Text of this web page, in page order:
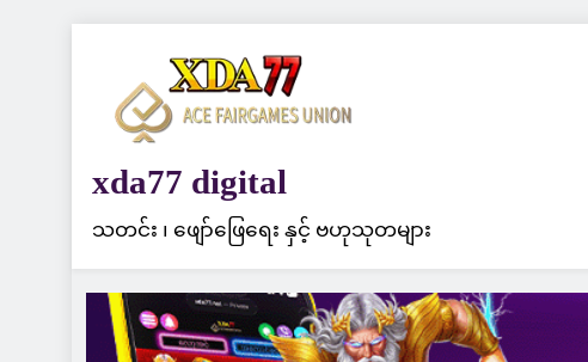
xda77 digital
သတင်း ၊ ဖျော်ဖြေရေး နှင့် ဗဟုသုတများ